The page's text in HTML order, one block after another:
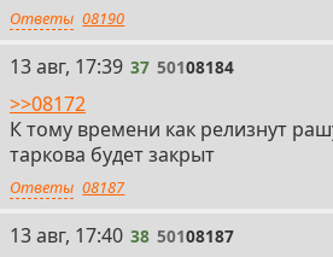
Ответы 08190
37
13 авг, 17:39 37 50108184
>>08172
К тому времени как релизнут
таркова будет закрыт
Ответы 08187
38
13 авг, 17:40 38 50108187